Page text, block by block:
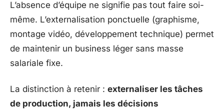
L’absence d’équipe ne signifie pas tout faire soi-
même. L’externalisation ponctuelle (graphisme,
montage vidéo, développement technique) permet
de maintenir un business léger sans masse
salariale fixe.
La distinction à retenir : externaliser les tâches
de production, jamais les décisions